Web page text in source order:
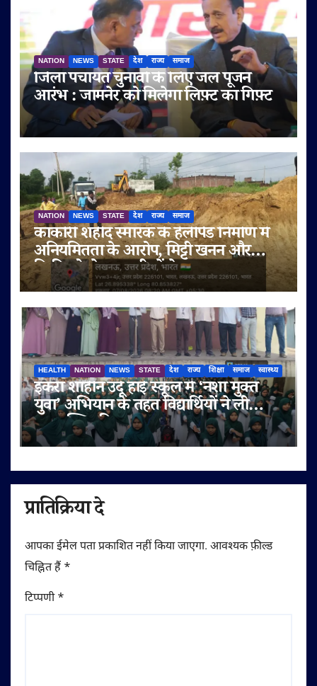
NATION NEWS STATE देश राज्य समाज
जिला पंचायत चुनावों के लिए जल पूजन
आरंभ : जामनेर को मिलेगा लिफ़्ट का गिफ़्ट
NATION NEWS STATE देश राज्य समाज
काकोरी शहीद स्मारक के हेलीपैड निर्माण में
अनियमितता के आरोप, मिट्टी खनन और
बिक्री को लेकर ग्रामीणों ने उठाए सवाल
HEALTH NATION NEWS STATE देश राज्य शिक्षा समाज स्वास्थ्य
इकरा शाहीन उर्दू हाई स्कूल में ‘नशा मुक्त
युवा’ अभियान के तहत विद्यार्थियों ने ली
नशामुक्ति की शपथ
प्रातिक्रिया दे
आपका ईमेल पता प्रकाशित नहीं किया जाएगा. आवश्यक फ़ील्ड
चिह्नित हैं *
टिप्पणी*